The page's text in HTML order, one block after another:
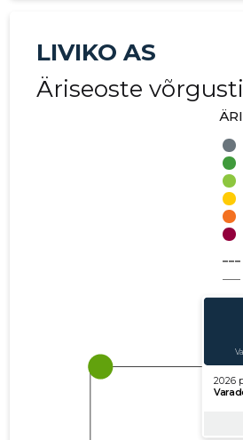
LIVIKO AS
Äriseoste